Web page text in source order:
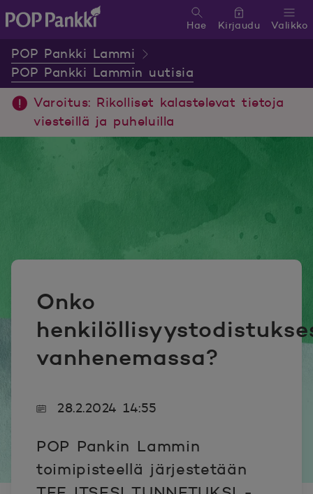
Valikko
Hae Kirjaudu
POP Pankki Lammi
POP Pankki Lammin uutisia
Varoitus: Rikolliset kalastelevat tietoja
viesteillä ja puheluilla
Onko
vanhenemassa?
28.2.2024 14:55
POP Pankin Lammin
toimipisteellä järjestetään